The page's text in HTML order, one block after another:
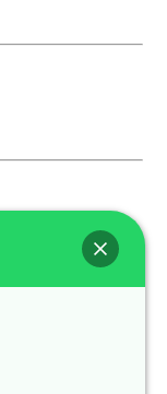
- Aravaca, 28008